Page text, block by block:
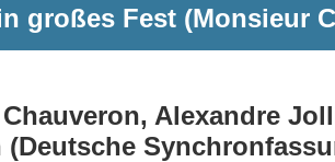
großes Fest (Monsieur
Alexandre